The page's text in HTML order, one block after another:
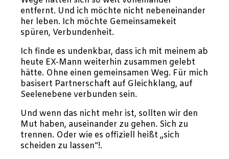
entfernt. Und ich möchte nicht nebeneinander
her leben. Ich möchte Gemeinsamekeit
spüren, Verbundenheit.
Ich finde es undenkbar, dass ich mit meinem ab
heute EX-Mann weiterhin zusammen gelebt
hätte. Ohne einen gemeinsamen Weg. Für mich
basisert Partnerschaft auf Gleichklang, auf
Seelenebene verbunden sein.
Und wenn das nicht mehr ist, sollten wir den
Mut haben, auseinander zu gehen. Sich zu
trennen. Oder wie es offiziell heißt „sich
scheiden zu lassen“!.